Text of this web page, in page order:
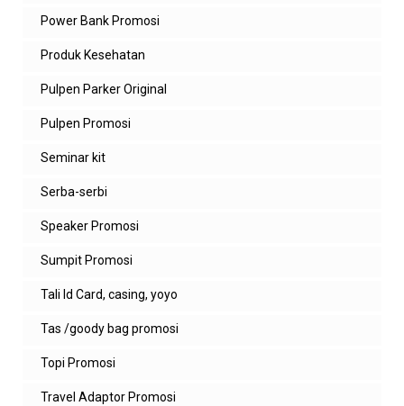
Power Bank Promosi
Produk Kesehatan
Pulpen Parker Original
Pulpen Promosi
Seminar kit
Serba-serbi
Speaker Promosi
Sumpit Promosi
Tali Id Card, casing, yoyo
Tas /goody bag promosi
Topi Promosi
Travel Adaptor Promosi